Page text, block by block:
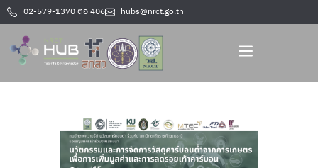
02-579-1370 ต่อ 406 hubs@nrct.go.th